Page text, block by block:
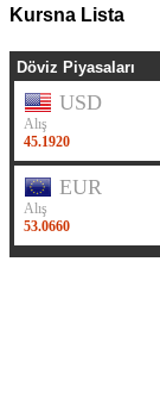
Kursna Lista